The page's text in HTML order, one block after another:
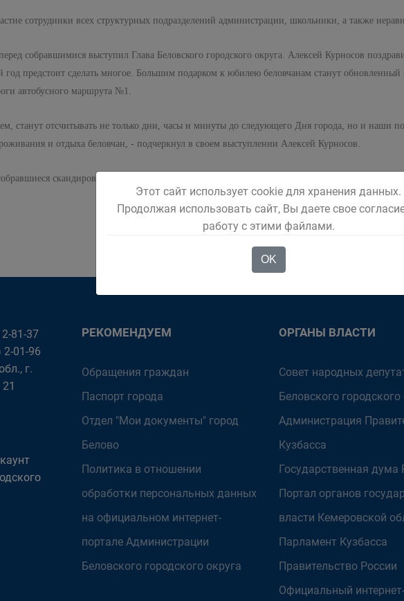
сотрудники всех структурных подразделений администрации, школьники, а также
собравшимися выступил Глава Беловского городского округа. Алексей Курносов
год предстоит сделать многое. Большим подарком к юбилею беловчанам станут
автобусного маршрута №1.
станут отсчитывать не только дни, часы и минуты до следующего Дня города, но и наши
и отдыха беловчан, - подчеркнул в своем выступлении Алексей Курносов.
скандировали хором. Громче всех считали первоклашки, которые при появлении
81-37
01-96
г.
РЕКОМЕНДУЕМ
Обращения граждан
Паспорт города
Отдел "Мои документы" город
Белово
Политика в отношении
обработки персональных данных
на официальном интернет-
портале Администрации
Беловского городского округа
ОРГАНЫ ВЛАСТИ
Совет народных
Беловского городского
Администрация
Кузбасса
Государственная дума
Портал органов
власти Кемеровской
Парламент Кузбасса
Правительство России
Официальный
Этот сайт использует cookie для хранения данных.
Продолжая использовать сайт, Вы даете свое
работу с этими файлами.
OK